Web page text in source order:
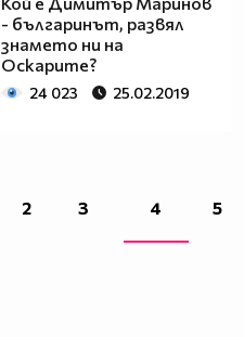
- българинът, развял
знамето ни на
Оскарите?
24 023 25.02.2019
2 3 4 5